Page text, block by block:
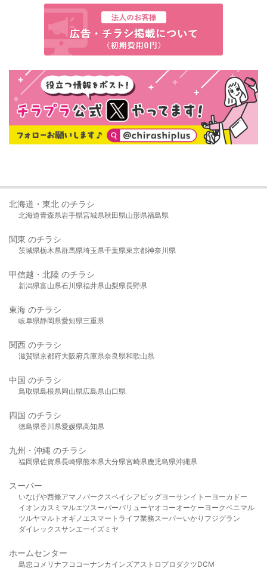
北海道・東北 のチラシ
北海道青森県岩手県宮城県秋田県山形県福島県
関東 のチラシ
茨城県栃木県群馬県埼玉県千葉県東京都神奈川県
甲信越・北陸 のチラシ
新潟県富山県石川県福井県山梨県長野県
東海 のチラシ
岐阜県静岡県愛知県三重県
関西 のチラシ
滋賀県京都府大阪府兵庫県奈良県和歌山県
中国 のチラシ
鳥取県島根県岡山県広島県山口県
四国 のチラシ
徳島県香川県愛媛県高知県
九州・沖縄 のチラシ
福岡県佐賀県長崎県熊本県大分県宮崎県鹿児島県沖縄県
スーパー
いなげや西條アマノパークスベイシア ビッグヨーサンイトーヨーカドー
イオンカスミ マルエツスーパーバリューヤオコーオーケー ヨークベニマル
ツルヤマルト オギノ エスマート ライフ業務スーパーいかり フジグラン
ダイレックスサンエーイズミヤ
ホームセンター
島忠 コメリ ナフコ コーナンカインズアストロプロダクツDCM